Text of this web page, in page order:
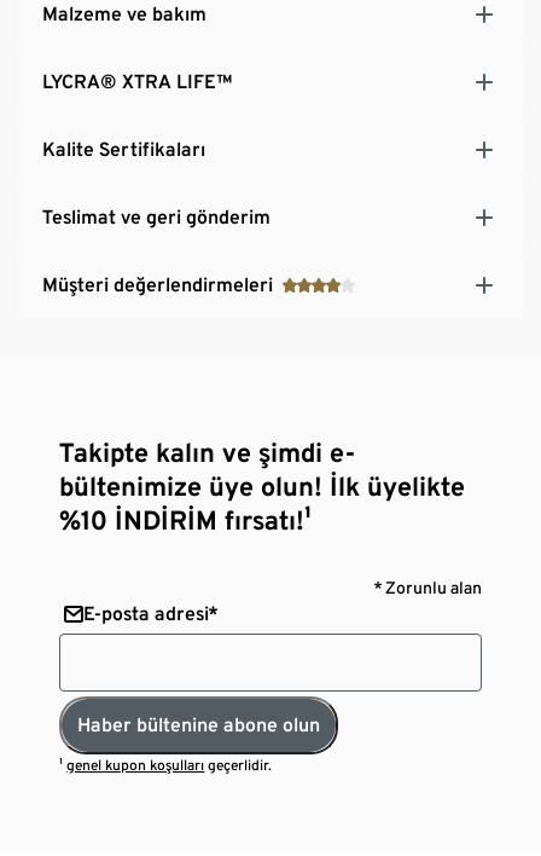
Malzeme ve bakım
LYCRA® XTRA LIFE™
Kalite Sertifikaları
Teslimat ve geri gönderim
Müşteri değerlendirmeleri
Takipte kalın ve şimdi e-
bültenimize üye olun! İlk üyelikte
%10 İNDİRİM fırsatı!¹
* Zorunlu alan
E-posta adresi*
Haber bültenine abone olun
¹genel kupon koşulları geçerlidir.